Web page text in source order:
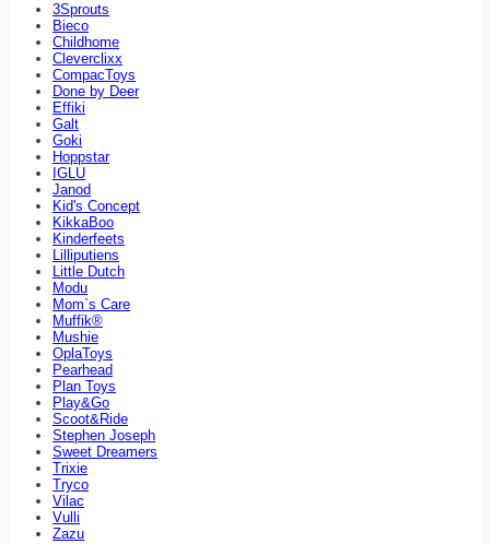
3Sprouts
Bieco
Childhome
Cleverclixx
CompacToys
Done by Deer
Effiki
Galt
Goki
Hoppstar
IGLU
Janod
Kid's Concept
KikkaBoo
Kinderfeets
Lilliputiens
Little Dutch
Modu
Mom`s Care
Muffik®
Mushie
OplaToys
Pearhead
Plan Toys
Play&Go
Scoot&Ride
Stephen Joseph
Sweet Dreamers
Trixie
Tryco
Vilac
Vulli
Zazu